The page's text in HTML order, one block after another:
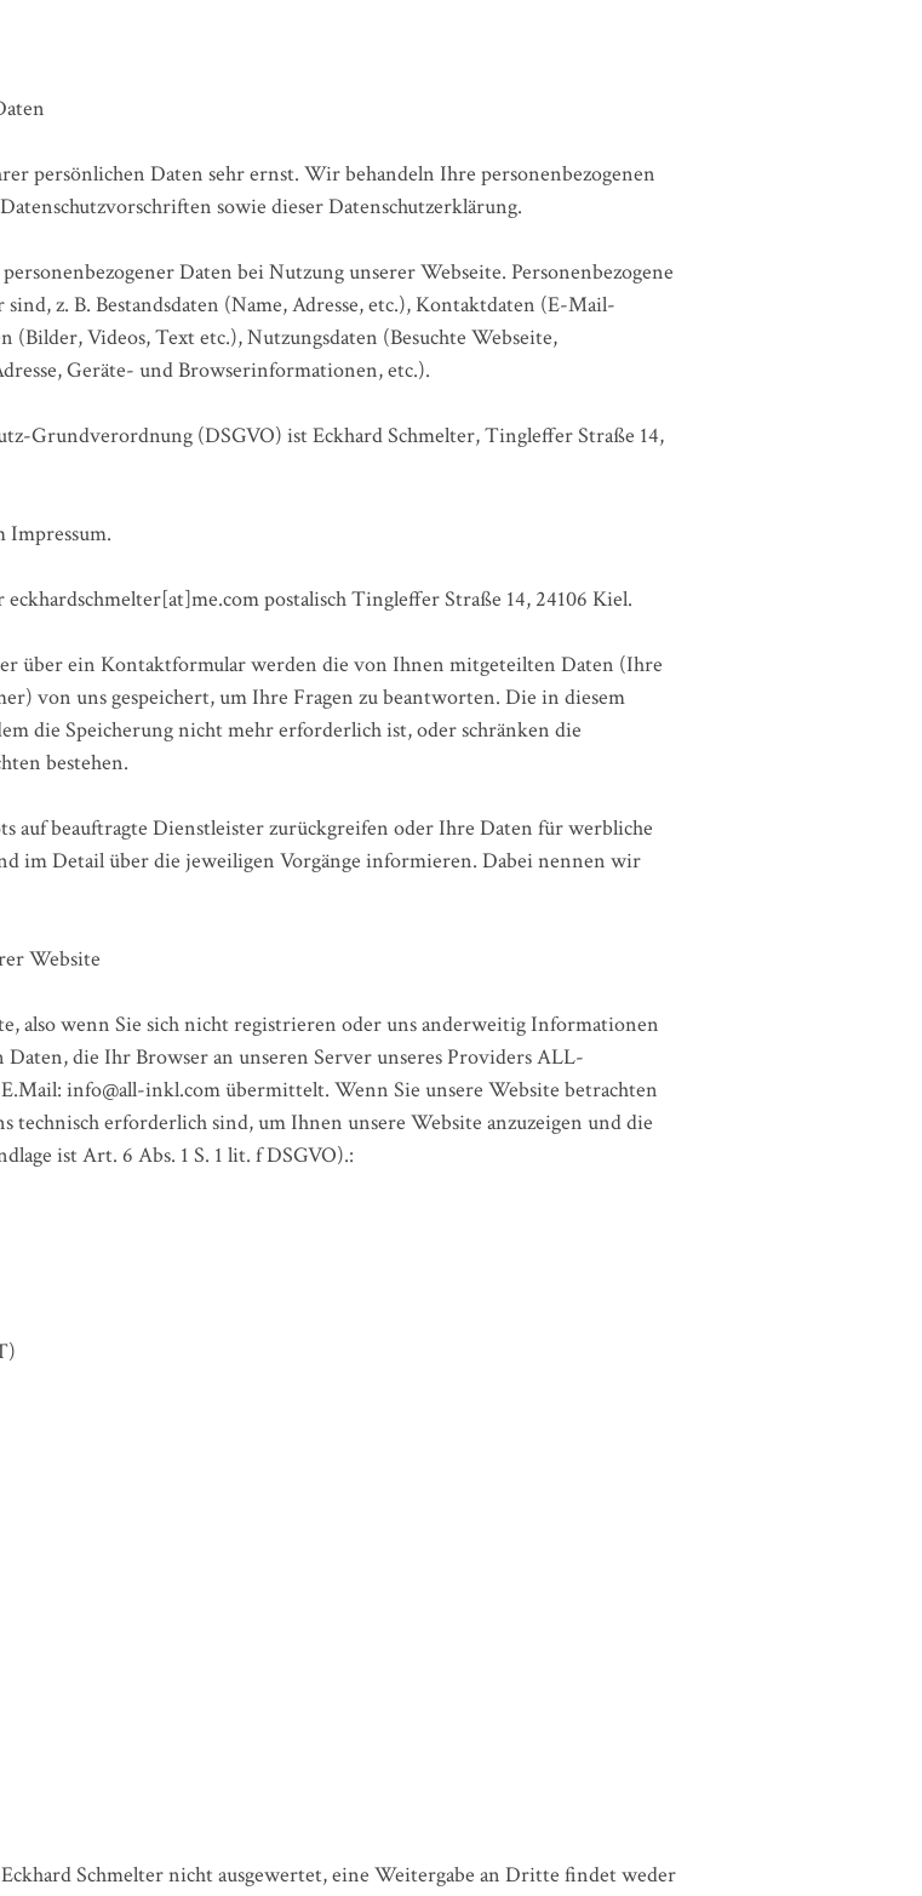
persönlichen Daten sehr ernst. Wir behandeln Ihre personenbezogenen
sowie dieser Datenschutzerklärung.
Daten bei Nutzung unserer Webseite. Personenbezogene
z. B. Bestandsdaten (Name, Adresse, etc.), Kontaktdaten (E-Mail-
(Bilder, Videos, Text etc.), Nutzungsdaten (Besuchte Webseite,
Geräte- und Browserinformationen, etc.).
Grundverordnung (DSGVO) ist Eckhard Schmelter, Tingleffer Straße 14,
postalisch Tingleffer Straße 14, 24106 Kiel.
über ein Kontaktformular werden die von Ihnen mitgeteilten Daten (Ihre
von uns gespeichert, um Ihre Fragen zu beantworten. Die in diesem
die Speicherung nicht mehr erforderlich ist, oder schränken die
bestehen.
auf beauftragte Dienstleister zurückgreifen oder Ihre Daten für werbliche
im Detail über die jeweiligen Vorgänge informieren. Dabei nennen wir
Website
also wenn Sie sich nicht registrieren oder uns anderweitig Informationen
die Ihr Browser an unseren Server unseres Providers ALL-
info@all-inkl.com übermittelt. Wenn Sie unsere Website betrachten
erforderlich sind, um Ihnen unsere Website anzuzeigen und die
ist Art. 6 Abs. 1 S. 1 lit. f DSGVO).:
Schmelter nicht ausgewertet, eine Weitergabe an Dritte findet weder